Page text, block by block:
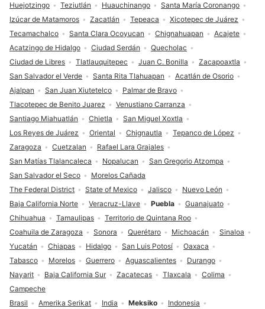
Brasil Amerika Serikat India Meksiko
Indonesia
The Federal District State of Mexico Jalisco
Nuevo León
Baja California Norte
Veracruz-Llave Puebla
Guanajuato
Chihuahua
Tamaulipas
Territorio de Quintana Roo
Coahuila de Zaragoza
Sonora Querétaro Michoacán
Sinaloa
Yucatán
Chiapas Hidalgo San Luis Potosí
Oaxaca
Tabasco
Morelos Guerrero Aguascalientes
Durango
Nayarit
Baja California Sur Zacatecas Tlaxcala
Colima
Campeche
Huejotzingo
Teziutlán Huauchinango
Santa María Coronango
Izúcar de Matamoros
Zacatlán Tepeaca
Xicotepec de Juárez
Tecamachalco
Santa Clara Ocoyucan Chignahuapan
Acajete
Acatzingo de Hidalgo
Ciudad Serdán
Quecholac
Ciudad de Libres
Tlatlauquitepec Juan C. Bonilla
Zacapoaxtla
San Salvador el Verde
Santa Rita Tlahuapan
Acatlán de Osorio
Ajalpan
San Juan Xiutetelco
Palmar de Bravo
Tlacotepec de Benito Juarez
Venustiano Carranza
Santiago Miahuatlán
Chietla
San Miguel Xoxtla
Los Reyes de Juárez
Oriental Chignautla
Tepanco de López
Zaragoza
Cuetzalan
Rafael Lara Grajales
San Matías Tlalancaleca
Nopalucan
San Gregorio Atzompa
San Salvador el Seco
Morelos Cañada